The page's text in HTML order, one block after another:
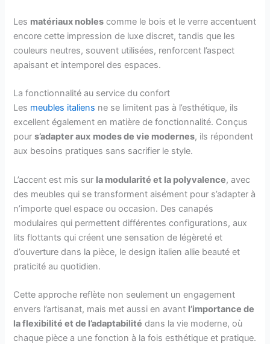
Les matériaux nobles comme le bois et le verre accentuent
encore cette impression de luxe discret, tandis que les
couleurs neutres, souvent utilisées, renforcent l’aspect
apaisant et intemporel des espaces.
La fonctionnalité au service du confort
Les meubles italiens ne se limitent pas à l’esthétique, ils
excellent également en matière de fonctionnalité. Conçus
pours’adapter aux modes de vie modernes, ils répondent
aux besoins pratiques sans sacrifier le style.
L’accent est mis sur la modularité et la polyvalence, avec
des meubles qui se transforment aisément pour s’adapter à
n’importe quel espace ou occasion. Des canapés
modulaires qui permettent différentes configurations, aux
lits flottants qui créent une sensation de légèreté et
d’ouverture dans la pièce, le design italien allie beauté et
praticité au quotidien.
Cette approche reflète non seulement un engagement
envers l’artisanat, mais met aussi en avant l’importance de
la flexibilité et de l’adaptabilité dans la vie moderne, où
chaque pièce a une fonction à la fois esthétique et pratique.